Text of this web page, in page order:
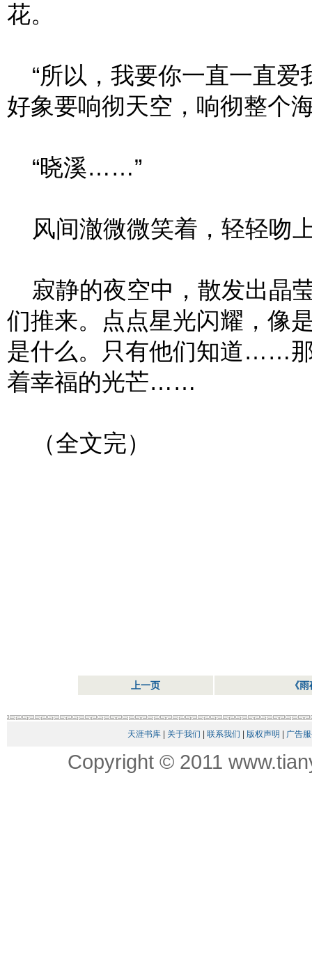
花。
“所以，我要你一直一直
好象要响彻天空，响彻整
“晓溪……”
风间澈微微笑着，轻轻吻
寂静的夜空中，散发出晶
们推来。点点星光闪耀，像
是什么。只有他们知道……
着幸福的光芒……
（全文完）
上一页 《
天涯书库| 关于我们 联系我们 版权声明 广告
Copyright © 2011